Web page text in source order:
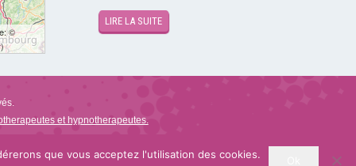
©
)
LIRE LA SUITE
et hypnotherapeutes.
que vous acceptez l'utilisation des cookies.